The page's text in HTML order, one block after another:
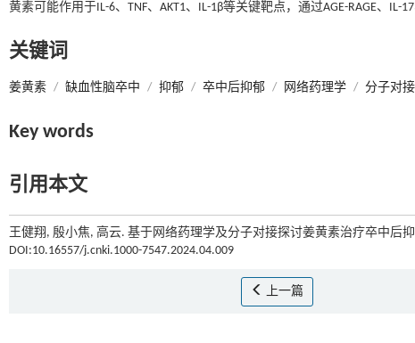
黄素可能作用于IL-6、TNF、AKT1、IL-1β等关键靶点，通过AGE-RAGE、IL-
关键词
姜黄素 / 缺血性脑卒中 / 抑郁 / 卒中后抑郁 / 网络药理学 / 分子对接
Key words
引用本文
王健翔, 殷小焦, 高云. 基于网络药理学及分子对接探讨姜黄素治疗卒中后
DOI:10.16557/j.cnki.1000-7547.2024.04.009
上一篇